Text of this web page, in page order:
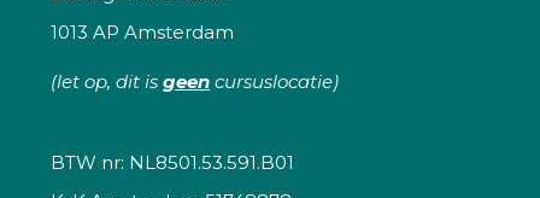
1013 AP Amsterdam
(let op, dit is geen cursuslocatie)
BTW nr: NL8501.53.591.B01